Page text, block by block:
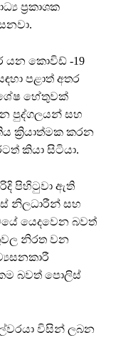
ප්‍රකාශක
යන කොවිඩ් -19
පළාත් අතර
හේතුවක්
පුද්ගලයන් සහ
ක්‍රියාත්මක කරන
කියා සිටියා.
පිහිටුවා ඇති
නිලධාරීන් සහ
යෙදවෙන බවත්
නිරත වන
බවත් පොලිස්
විසින් ලබන